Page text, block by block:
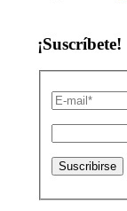
¡Suscríbete!